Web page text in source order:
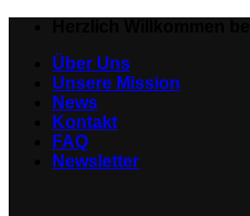
springenÜber Uns
Unsere Mission
News
Kontakt
FAQ
Newsletter